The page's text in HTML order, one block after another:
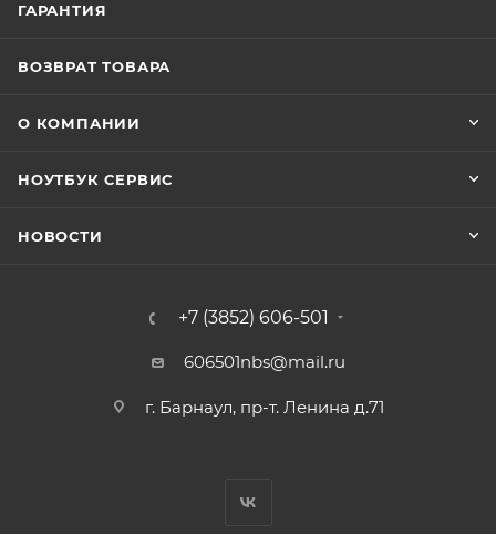
ГАРАНТИЯ
ВОЗВРАТ ТОВАРА
О КОМПАНИИ
НОУТБУК СЕРВИС
НОВОСТИ
+7 (3852) 606-501
606501nbs@mail.ru
г. Барнаул, пр-т. Ленина д.71